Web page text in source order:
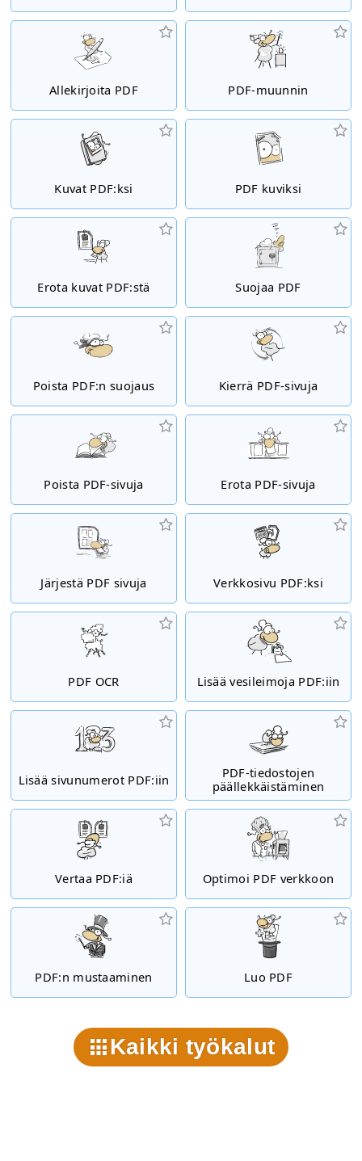
Allekirjoita PDF PDF-muunnin
Kuvat PDF:ksi PDF kuviksi
Erota kuvat PDF:stä Suojaa PDF
Poista PDF:n suojaus Kierrä PDF-sivuja
Poista PDF-sivuja Erota PDF-sivuja
Järjestä PDF sivuja Verkkosivu PDF:ksi
PDF OCR Lisää vesileimoja PDF:iin
Lisää sivunumerot PDF:iin
PDF-tiedostojen
päällekkäistäminen
Vertaa PDF:iä Optimoi PDF verkkoon
PDF:n mustaaminen Luo PDF
Kaikki työkalut